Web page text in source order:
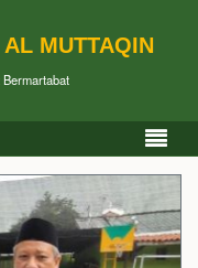
MUTTAQIN